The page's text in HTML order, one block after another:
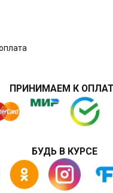
ПРИНИМАЕМ К
БУДЬ В КУРСЕ